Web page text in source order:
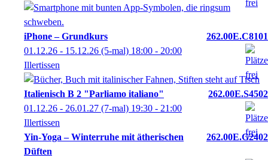
iPhone – Grundkurs
262.00E.C8101
01.12.26 - 15.12.26 (5-mal) 18:00 - 20:00
Illertissen
Italienisch B 2 "Parliamo italiano"
262.00E.S4502
01.12.26 - 26.01.27 (7-mal) 19:30 - 21:00
Illertissen
Yin-Yoga – Winterruhe mit ätherischen
Düften
262.00E.G2402